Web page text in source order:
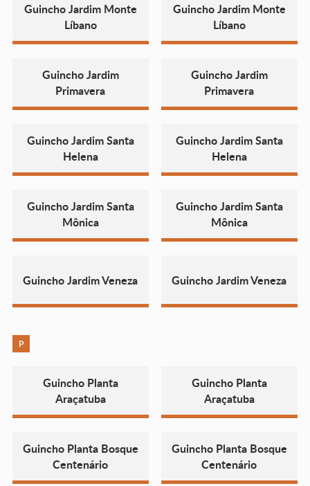
Guincho Jardim Monte
Líbano
Guincho Jardim Monte
Líbano
Guincho Jardim
Primavera
Guincho Jardim
Primavera
Guincho Jardim Santa
Helena
Guincho Jardim Santa
Helena
Guincho Jardim Santa
Mônica
Guincho Jardim Santa
Mônica
Guincho Jardim Veneza Guincho Jardim Veneza
P
Guincho Planta
Araçatuba
Guincho Planta
Araçatuba
Guincho Planta Bosque
Centenário
Guincho Planta Bosque
Centenário